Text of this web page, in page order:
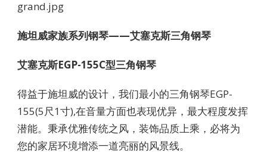
施坦威家族系列钢琴——艾塞克斯三角钢琴
艾塞克斯EGP-155C型三角钢琴
得益于施坦威的设计，我们最小的三角钢琴EGP-
155(5尺1寸),在音量方面也表现优异，最大程度发挥
潜能。秉承优雅传统之风，装饰品质上乘，必将为
您的家居环境增添一道亮丽的风景线。